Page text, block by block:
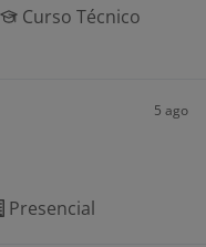
Curso Técnico
5 ago
Presencial